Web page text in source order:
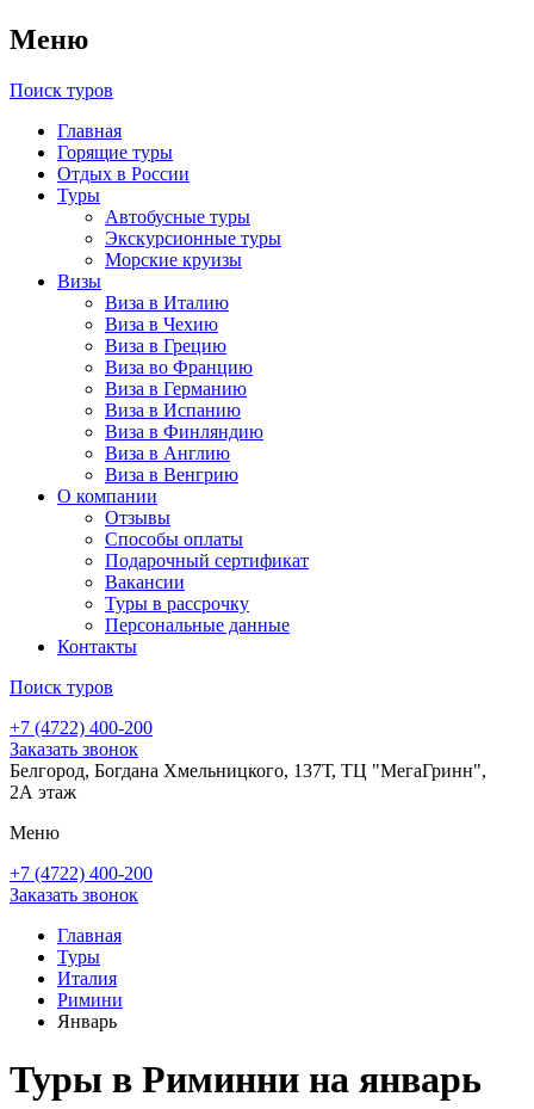
Меню
Поиск туров
Главная
Горящие туры
Отдых в России
Туры
Автобусные туры
Экскурсионные туры
Морские круизы
Визы
Виза в Италию
Виза в Чехию
Виза в Грецию
Виза во Францию
Виза в Германию
Виза в Испанию
Виза в Финляндию
Виза в Англию
Виза в Венгрию
О компании
Отзывы
Способы оплаты
Подарочный сертификат
Вакансии
Туры в рассрочку
Персональные данные
Контакты
Поиск туров
+7 (4722) 400-200
Заказать звонок
Белгород, Богдана Хмельницкого, 137Т, ТЦ "МегаГринн",
2А этаж
Меню
+7 (4722) 400-200
Заказать звонок
Главная
Туры
Италия
Римини
Январь
Туры в Риминни на январь